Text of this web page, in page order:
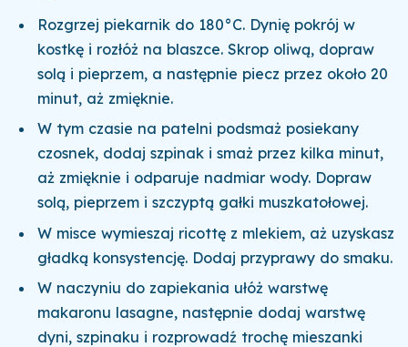
Rozgrzej piekarnik do 180°C. Dynię pokrój w
kostkę i rozłóż na blaszce. Skrop oliwą, dopraw
solą i pieprzem, a następnie piecz przez około 20
minut, aż zmięknie.
W tym czasie na patelni podsmaż posiekany
czosnek, dodaj szpinak i smaż przez kilka minut,
aż zmięknie i odparuje nadmiar wody. Dopraw
solą, pieprzem i szczyptą gałki muszkatołowej.
W misce wymieszaj ricottę z mlekiem, aż uzyskasz
gładką konsystencję. Dodaj przyprawy do smaku.
W naczyniu do zapiekania ułóż warstwę
makaronu lasagne, następnie dodaj warstwę
dyni, szpinaku i rozprowadź trochę mieszanki